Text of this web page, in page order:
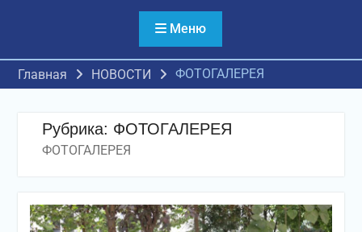
Меню
Главная НОВОСТИ ФОТОГАЛЕРЕЯ
Рубрика: ФОТОГАЛЕРЕЯ
ФОТОГАЛЕРЕЯ